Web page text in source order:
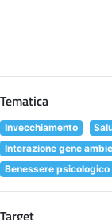
Tematica
Invecchiamento
Interazione gene
Benessere
Target